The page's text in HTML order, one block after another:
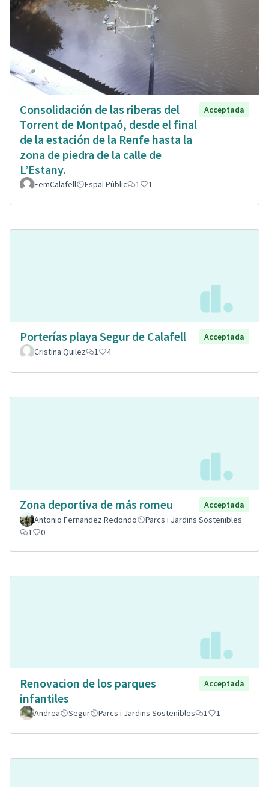
Consolidación de las riberas del
Torrent de Montpaó, desde el final
de la estación de la Renfe hasta la
zona de piedra de la calle de
L’Estany.
Acceptada
FemCalafell Espai Públic 1 1
Porterías playa Segur de Calafell
Acceptada
Cristina Quilez
1 4
Zona deportiva de más romeu
Acceptada
Antonio Fernandez Redondo
Parcs i Jardins Sostenibles
1
0
Renovacion de los parques
infantiles
Acceptada
Andrea Segur Parcs i Jardins Sostenibles 1 1